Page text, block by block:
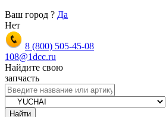
Ваш город ? Да
Нет
8 (800) 505-45-08
108@1dcc.ru
Найдите свою
запчасть